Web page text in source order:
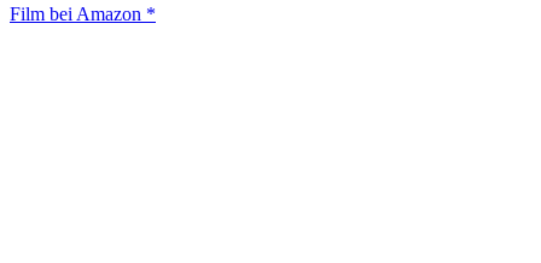
Film bei Amazon *